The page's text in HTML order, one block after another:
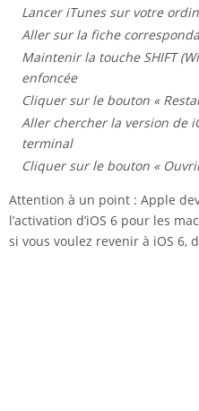
Lancer iTunes sur votre
Aller sur la fiche
Maintenir la touche SHIFT
enfoncée
Cliquer sur le bouton «
Aller chercher la version de
terminal
Cliquer sur le bouton «
Attention à un point : Apple
l’activation d’iOS 6 pour les
si vous voulez revenir à iOS 6,